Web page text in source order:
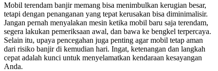
Mobil terendam banjir memang bisa menimbulkan kerugian besar,
tetapi dengan penanganan yang tepat kerusakan bisa diminimalisir.
Jangan pernah menyalakan mesin ketika mobil baru saja terendam,
segera lakukan pemeriksaan awal, dan bawa ke bengkel terpercaya.
Selain itu, upaya pencegahan juga penting agar mobil tetap aman
dari risiko banjir di kemudian hari. Ingat, ketenangan dan langkah
cepat adalah kunci untuk menyelamatkan kendaraan kesayangan
Anda.